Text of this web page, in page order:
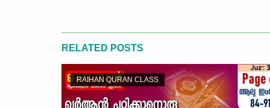
RELATED POSTS
RAIHAN QURAN CLASS